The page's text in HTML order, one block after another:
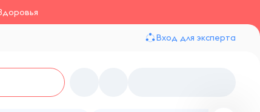
Вход для эксперта